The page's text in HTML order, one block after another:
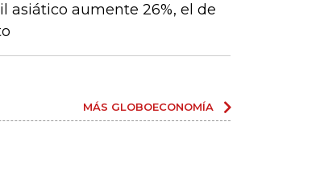
asiático aumente 26%, el de
MÁS GLOBOECONOMÍA